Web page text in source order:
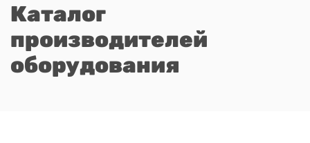
Каталог
производителей
оборудования